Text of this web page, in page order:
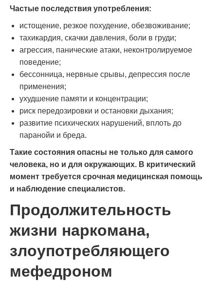
Частые последствия употребления:
истощение, резкое похудение, обезвоживание;
тахикардия, скачки давления, боли в груди;
агрессия, панические атаки, неконтролируемое
поведение;
бессонница, нервные срывы, депрессия после
применения;
ухудшение памяти и концентрации;
риск передозировки и остановки дыхания;
развитие психических нарушений, вплоть до
паранойи и бреда.
Такие состояния опасны не только для самого
человека, но и для окружающих. В критический
момент требуется срочная медицинская помощь
и наблюдение специалистов.
Продолжительность
жизни наркомана,
злоупотребляющего
мефедроном